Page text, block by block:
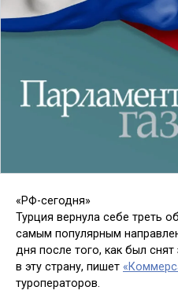
«РФ-сегодня»
Турция вернула себе треть
самым популярным
дня после того, как был
в эту страну, пишет
туроператоров.